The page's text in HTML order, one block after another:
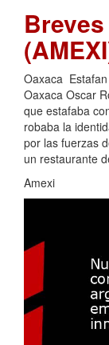
Oaxaca
Oaxaca Oscar
que estafaba
robaba la
por las fuerzas
un restaurante
Amexi